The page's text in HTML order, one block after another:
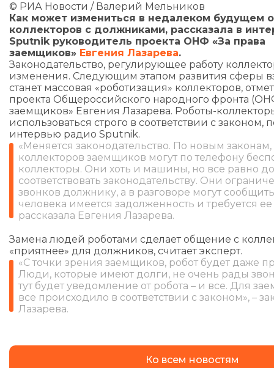
© РИА Новости / Валерий Мельников
Как может измениться в недалеком будущем
коллекторов с должниками, рассказала в
Sputnik руководитель проекта ОНФ «За права
заемщиков» Евгения Лазарева.
Законодательство, регулирующее работу
изменения. Следующим этапом развития сферы
станет массовая «роботизация» коллекторов,
проекта Общероссийского народного фронта
заемщиков» Евгения Лазарева. Роботы-
использоваться строго в соответствии с законом,
интервью радио Sputnik.
«Меняется законодательство. По новым
коллекторов заемщиков могут по телефону
коллекторы. Они хоть и машины, но все равно
соответствовать законодательству. Они
звонков должнику, а в разговоре могут
человека имеется задолженность и требуется
рассказала Евгения Лазарева.
Замена людей роботами сделает общение с
«приятнее» для должников, считает эксперт.
«С точки зрения заемщиков, робот будет даже
Люди, которые имеют долги, не очень рады
тут будет уведомление от робота – и все. Для
все происходило в соответствии с законом», –
Лазарева.
Ко всем новостям